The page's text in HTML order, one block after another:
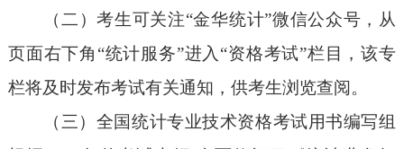
（二）考生可关注“金华统计”微信公众号，从
页面右下角“统计服务”进入“资格考试”栏目，该专
栏将及时发布考试有关通知，供考生浏览查阅。
（三）全国统计专业技术资格考试用书编写组